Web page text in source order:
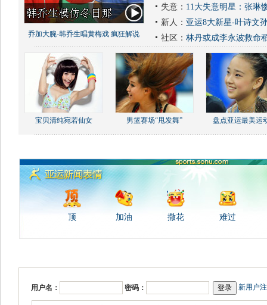
乔加大腕-韩乔生唱黄梅戏 疯狂解说
失意： 11大失意明星：张琳
新人： 亚运8大新星-叶诗文
社区： 林丹或成李永波救命
宝贝清纯宛若仙女 男篮赛场“甩发舞” 盘点亚运最美运
顶 加油 撒花 难过
用户名： 密码： 新用户